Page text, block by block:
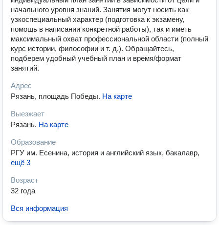
начального уровня знаний. Занятия могут носить как
узкоспециальный характер (подготовка к экзамену,
помощь в написании конкретной работы), так и иметь
максимальный охват профессиональной области (полный
курс истории, философии и т. д.). Обращайтесь,
подберем удобный учебный план и время/формат
занятий.
Адрес
Рязань, площадь Победы. На карте
Выезжает
Рязань. На карте
Образование
РГУ им. Есенина, история и английский язык, бакалавр,
ещё 3
Возраст
32 года
Вся информация